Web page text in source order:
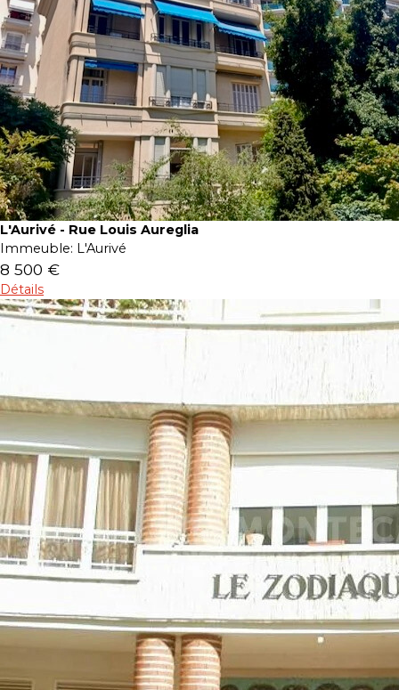
L'Aurivé - Rue Louis Aureglia
Immeuble: L'Aurivé
8 500 €
Détails